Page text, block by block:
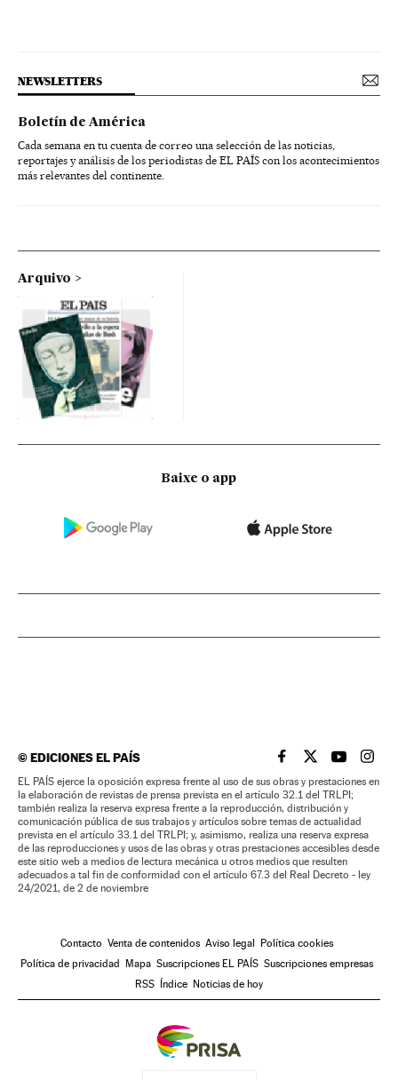
NEWSLETTERS
Boletín de América
Cada semana en tu cuenta de correo una selección de las noticias,
reportajes y análisis de los periodistas de EL PAÍS con los acontecimientos
más relevantes del continente.
Arquivo
Baixe o app
©EDICIONES EL PAÍS EL PAÍS BRASIL EN
EL PAÍSEL PAÍS
EL
EL PAÍS ejerce la oposición expresa frente al uso de sus obras y prestaciones en
la elaboración de revistas de prensa prevista en el artículo 32.1 del TRLPI;
también realiza la reserva expresa frente a la reproducción, distribución y
comunicación pública de sus trabajos y artículos sobre temas de actualidad
prevista en el artículo 33.1 del TRLPI; y, asimismo, realiza una reserva expresa
de las reproducciones y usos de las obras y otras prestaciones accesibles desde
este sitio web a medios de lectura mecánica u otros medios que resulten
adecuados a tal fin de conformidad con el artículo 67.3 del Real Decreto - ley
24/2021, de 2 de noviembre
Contacto Venta de contenidos Aviso legal Política cookies
Política de privacidad Mapa Suscripciones EL PAÍS Suscripciones empresas
RSS Índice Noticias de hoy